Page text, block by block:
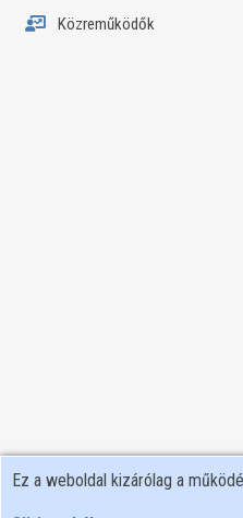
Közreműködők
Ez a weboldal kizárólag a